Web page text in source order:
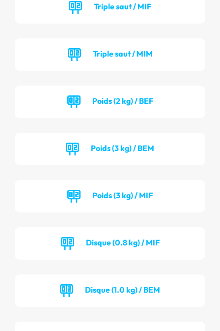
Triple saut / MIF
Triple saut / MIM
Poids (2 kg) / BEF
Poids (3 kg) / BEM
Poids (3 kg) / MIF
Disque (0.8 kg) / MIF
Disque (1.0 kg) / BEM